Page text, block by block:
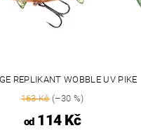
REPLIKANT WOBBLE UV PIKE
163 Kč(–30 %)
od114 Kč